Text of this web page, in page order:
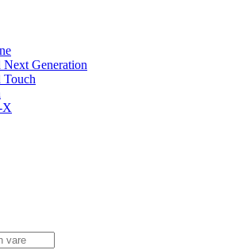
Next Generation
Touch
X